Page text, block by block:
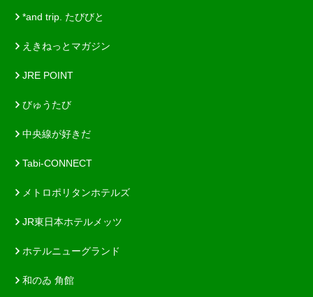
*and trip. たびびと
えきねっとマガジン
JRE POINT
びゅうたび
中央線が好きだ
Tabi-CONNECT
メトロポリタンホテルズ
JR東日本ホテルメッツ
ホテルニューグランド
和のゐ 角館